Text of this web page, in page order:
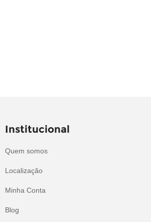
Institucional
Quem somos
Localização
Minha Conta
Blog